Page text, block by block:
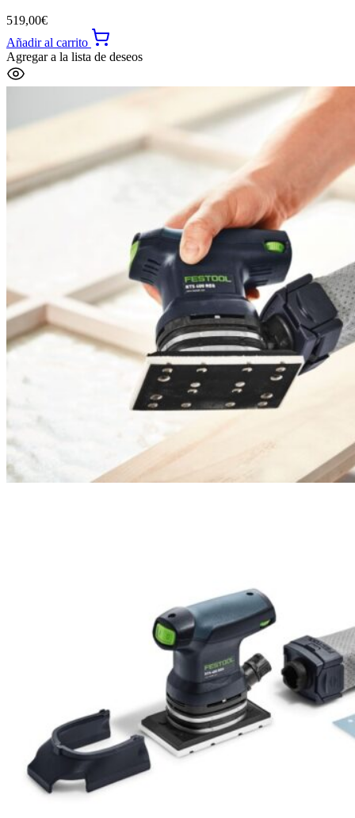
519,00€
Añadir al carrito
Agregar a la lista de deseos